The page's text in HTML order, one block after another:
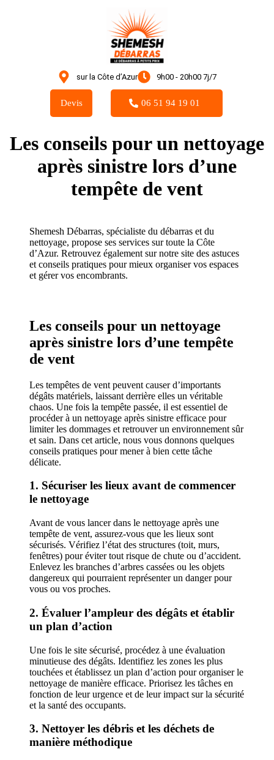
sur la Côte d’Azur 9h00 - 20h00 7j/7
Devis 06 51 94 19 01
Les conseils pour un nettoyage
après sinistre lors d’une
tempête de vent
Shemesh Débarras, spécialiste du débarras et du
nettoyage, propose ses services sur toute la Côte
d’Azur. Retrouvez également sur notre site des astuces
et conseils pratiques pour mieux organiser vos espaces
et gérer vos encombrants.
Les conseils pour un nettoyage
après sinistre lors d’une tempête
de vent
Les tempêtes de vent peuvent causer d’importants
dégâts matériels, laissant derrière elles un véritable
chaos. Une fois la tempête passée, il est essentiel de
procéder à un nettoyage après sinistre efficace pour
limiter les dommages et retrouver un environnement sûr
et sain. Dans cet article, nous vous donnons quelques
conseils pratiques pour mener à bien cette tâche
délicate.
1. Sécuriser les lieux avant de commencer
le nettoyage
Avant de vous lancer dans le nettoyage après une
tempête de vent, assurez-vous que les lieux sont
sécurisés. Vérifiez l’état des structures (toit, murs,
fenêtres) pour éviter tout risque de chute ou d’accident.
Enlevez les branches d’arbres cassées ou les objets
dangereux qui pourraient représenter un danger pour
vous ou vos proches.
2. Évaluer l’ampleur des dégâts et établir
un plan d’action
Une fois le site sécurisé, procédez à une évaluation
minutieuse des dégâts. Identifiez les zones les plus
touchées et établissez un plan d’action pour organiser le
nettoyage de manière efficace. Priorisez les tâches en
fonction de leur urgence et de leur impact sur la sécurité
et la santé des occupants.
3. Nettoyer les débris et les déchets de
manière méthodique